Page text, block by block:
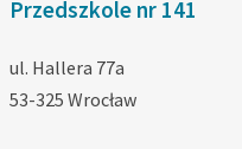
Przedszkole nr 141
ul. Hallera 77a
53-325 Wrocław